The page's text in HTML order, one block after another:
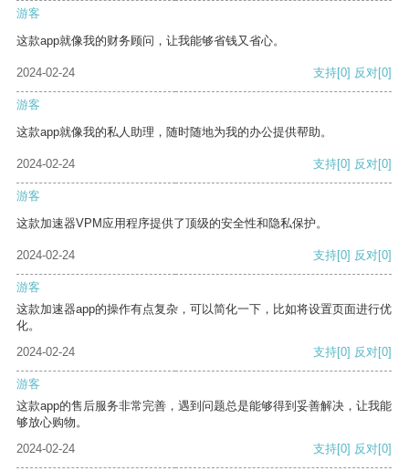
游客
这款app就像我的财务顾问，让我能够省钱又省心。
2024-02-24 支持[0] 反对[0]
游客
这款app就像我的私人助理，随时随地为我的办公提供帮助。
2024-02-24 支持[0] 反对[0]
游客
这款加速器VPM应用程序提供了顶级的安全性和隐私保护。
2024-02-24 支持[0] 反对[0]
游客
这款加速器app的操作有点复杂，可以简化一下，比如将设置页面进行优
化。
2024-02-24
支持[0] 反对[0]
游客
这款app的售后服务非常完善，遇到问题总是能够得到妥善解决，让我能
够放心购物。
2024-02-24
支持[0] 反对[0]